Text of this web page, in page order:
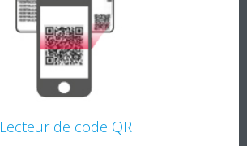
Lecteur de code QR